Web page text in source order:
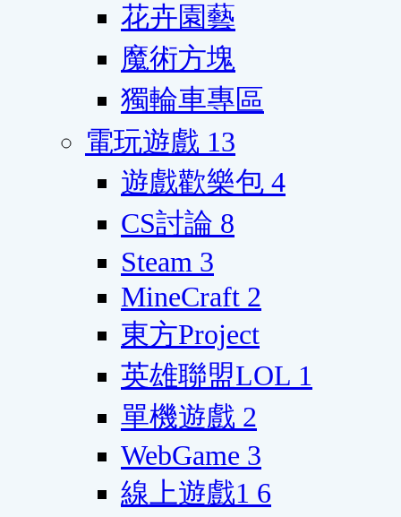
花卉園藝
魔術方塊
獨輪車專區
電玩遊戲 13
遊戲歡樂包 4
CS討論 8
Steam 3
MineCraft 2
東方Project
英雄聯盟LOL 1
單機遊戲 2
WebGame 3
線上遊戲1 6